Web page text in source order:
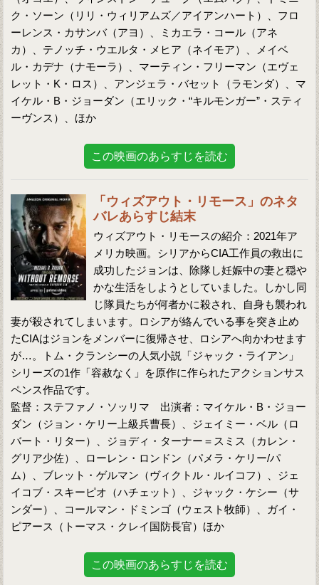
ク・ソーン（リリ・ウィリアムズ／アイアンハート）、フロ
ーレンス・カサンバ（アヨ）、ミカエラ・コール（アネ
カ）、テノッチ・ウエルタ・メヒア（ネイモア）、メイベ
ル・カデナ（ナモーラ）、マーティン・フリーマン（エヴェ
レット・K・ロス）、アンジェラ・バセット（ラモンダ）、マ
イケル・B・ジョーダン（エリック・“キルモンガー”・スティ
ーヴンス）、ほか
この映画のあらすじを読む
「ウィズアウト・リモース」のネタ
バレあらすじ結末
ウィズアウト・リモースの紹介：2021年ア
メリカ映画。シリアからCIA工作員の救出に
成功したジョンは、除隊し妊娠中の妻と穏や
かな生活をしようとしていました。しかし同
じ隊員たちが何者かに殺され、自身も襲われ
妻が殺されてしまいます。ロシアが絡んでいる事を突き止め
たCIAはジョンをメンバーに復帰させ、ロシアへ向かわせます
が…。トム・クランシーの人気小説「ジャック・ライアン」
シリーズの1作「容赦なく」を原作に作られたアクションサス
ペンス作品です。
監督：ステファノ・ソッリマ 出演者：マイケル・B・ジョー
ダン（ジョン・ケリー上級兵曹長）、ジェイミー・ベル（ロ
バート・リター）、ジョディ・ターナー＝スミス（カレン・
グリア少佐）、ローレン・ロンドン（パメラ・ケリー/パ
ム）、ブレット・ゲルマン（ヴィクトル・ルイコフ）、ジェ
イコブ・スキーピオ（ハチェット）、ジャック・ケシー（サ
ンダー）、コールマン・ドミンゴ（ウェスト牧師）、ガイ・
ピアース（トーマス・クレイ国防長官）ほか
この映画のあらすじを読む